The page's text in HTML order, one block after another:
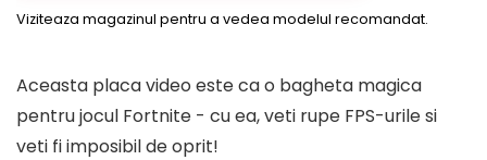
Viziteaza magazinul pentru a vedea modelul recomandat.
Aceasta placa video este ca o bagheta magica
pentru jocul Fortnite - cu ea, veti rupe FPS-urile si
veti fi imposibil de oprit!